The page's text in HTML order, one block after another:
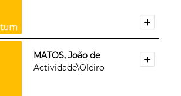
MATOS, João de
Actividade\Oleiro